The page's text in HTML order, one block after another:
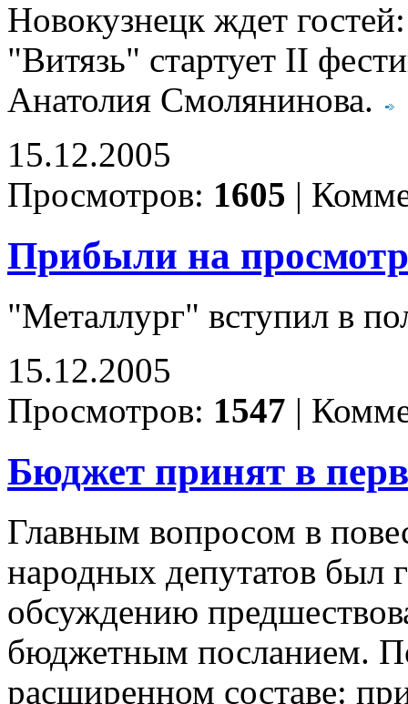
Новокузнецк ждет
"Витязь" стартует II
Анатолия Смолянинова.
15.12.2005
Просмотров: 1605 |
Прибыли на просмотр
"Металлург" вступил в
15.12.2005
Просмотров: 1547 |
Бюджет принят в
Главным вопросом в
народных депутатов был
обсуждению
бюджетным посланием.
расширенном составе: